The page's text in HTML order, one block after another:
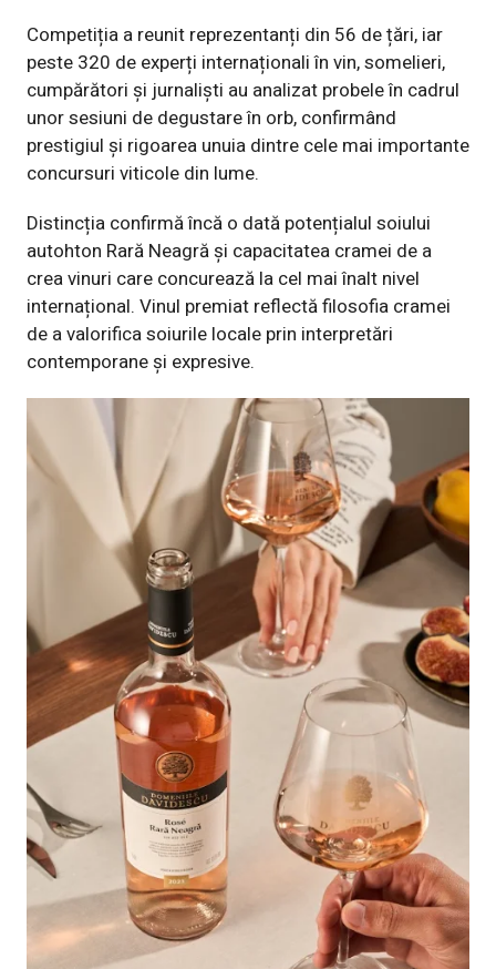
Competiția a reunit reprezentanți din 56 de țări, iar
peste 320 de experți internaționali în vin, somelieri,
cumpărători și jurnaliști au analizat probele în cadrul
unor sesiuni de degustare în orb, confirmând
prestigiul și rigoarea unuia dintre cele mai importante
concursuri viticole din lume.
Distincția confirmă încă o dată potențialul soiului
autohton Rară Neagră și capacitatea cramei de a
crea vinuri care concurează la cel mai înalt nivel
internațional. Vinul premiat reflectă filosofia cramei
de a valorifica soiurile locale prin interpretări
contemporane și expresive.